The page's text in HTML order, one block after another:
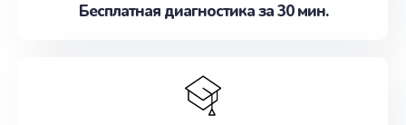
Бесплатная диагностика за 30 мин.